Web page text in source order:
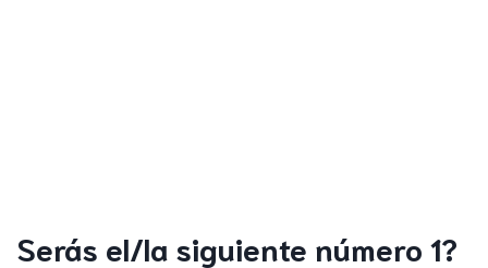
Serás el/la siguiente número 1?